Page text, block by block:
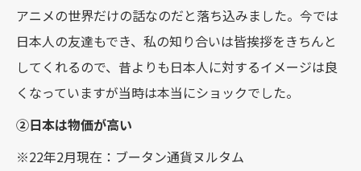
アニメの世界だけの話なのだと落ち込みました。今では
日本人の友達もでき、私の知り合いは皆挨拶をきちんと
してくれるので、昔よりも日本人に対するイメージは良
くなっていますが当時は本当にショックでした。
②日本は物価が高い
※22年2月現在：ブータン通貨ヌルタム